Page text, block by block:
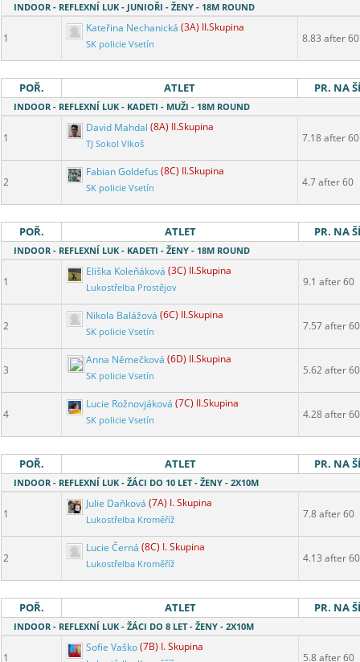
INDOOR - REFLEXNÍ LUK - JUNIOŘI - ŽENY - 18M ROUND
1
Kateřina Nechanická (3A) II.Skupina
SK policie Vsetín 8.83 after 60
POŘ. ATLET PR. NA
INDOOR - REFLEXNÍ LUK - KADETI - MUŽI - 18M ROUND
1
David Mahdal (8A) II.Skupina
TJ Sokol Vlkoš 7.18 after 60
2
Fabian Goldefus (8C) II.Skupina
SK policie Vsetín 4.7 after 60
POŘ. ATLET PR. NA
INDOOR - REFLEXNÍ LUK - KADETI - ŽENY - 18M ROUND
1
Eliška Koleňáková (3C) II.Skupina
Lukostřelba Prostějov 9.1 after 60
2
Nikola Balážová (6C) II.Skupina
SK policie Vsetín 7.57 after 60
3
Anna Němečková (6D) II.Skupina
SK policie Vsetín 5.62 after 60
4
Lucie Rožnovjáková (7C) II.Skupina
SK policie Vsetín 4.28 after 60
POŘ. ATLET PR. NA
INDOOR - REFLEXNÍ LUK - ŽÁCI DO 10 LET - ŽENY - 2X10M
1
Julie Daňková (7A) I. Skupina
Lukostřelba Kroměříž 7.8 after 60
2
Lucie Černá (8C) I. Skupina
Lukostřelba Kroměříž 4.13 after 60
POŘ. ATLET PR. NA
INDOOR - REFLEXNÍ LUK - ŽÁCI DO 8 LET - ŽENY - 2X10M
1
Sofie Vaško(7B) I. Skupina
5.8 after 60